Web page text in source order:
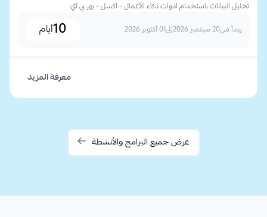
تحليل البيانات باستخدام ادوات ذكاء الأعمال - اكسل - بور بي آي
يبدأ من20 سبتمبر 2026 إلى01 أكتوبر 2026 10أيام
معرفة المزيد
عرض جميع البرامج والأنشطة